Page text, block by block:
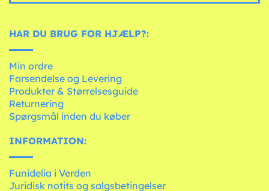
HAR DU BRUG FOR HJÆLP?:
Min ordre
Forsendelse og Levering
Produkter & Størrelsesguide
Returnering
Spørgsmål inden du køber
INFORMATION:
Funidelia i Verden
Juridisk notits og salgsbetingelser